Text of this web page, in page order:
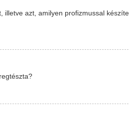
illetve azt, amilyen profizmussal